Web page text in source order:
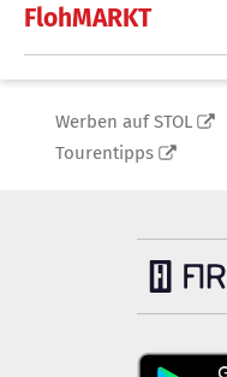
FlohMARKT
Werben auf STOL
Tourentipps